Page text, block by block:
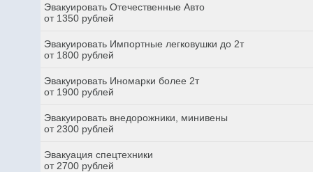
Эвакуировать Отечественные Авто
от 1350 рублей
Эвакуировать Импортные легковушки до 2т
от 1800 рублей
Эвакуировать Иномарки более 2т
от 1900 рублей
Эвакуировать внедорожники, минивены
от 2300 рублей
Эвакуация спецтехники
от 2700 рублей